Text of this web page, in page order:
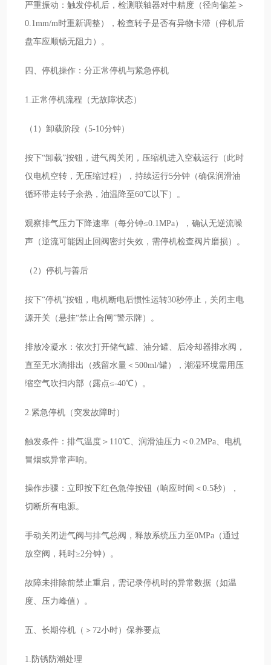
严重振动：触发停机后，检测联轴器对中精度（径向偏差＞
0.1mm/m时重新调整），检查转子是否有异物卡滞（停机后
盘车应顺畅无阻力）。
四、停机操作：分正常停机与紧急停机
1.正常停机流程（无故障状态）
（1）卸载阶段（5-10分钟）
按下“卸载”按钮，进气阀关闭，压缩机进入空载运行（此时
仅电机空转，无压缩过程），持续运行5分钟（确保润滑油
循环带走转子余热，油温降至60℃以下）。
观察排气压力下降速率（每分钟≤0.1MPa），确认无逆流噪
声（逆流可能因止回阀密封失效，需停机检查阀片磨损）。
（2）停机与善后
按下“停机”按钮，电机断电后惯性运转30秒停止，关闭主电
源开关（悬挂“禁止合闸”警示牌）。
排放冷凝水：依次打开储气罐、油分罐、后冷却器排水阀，
直至无水滴排出（残留水量＜500ml/罐），潮湿环境需用压
缩空气吹扫内部（露点≤-40℃）。
2.紧急停机（突发故障时）
触发条件：排气温度＞110℃、润滑油压力＜0.2MPa、电机
冒烟或异常声响。
操作步骤：立即按下红色急停按钮（响应时间＜0.5秒），
切断所有电源。
手动关闭进气阀与排气总阀，释放系统压力至0MPa（通过
放空阀，耗时≥2分钟）。
故障未排除前禁止重启，需记录停机时的异常数据（如温
度、压力峰值）。
五、长期停机（＞72小时）保养要点
1.防锈防潮处理